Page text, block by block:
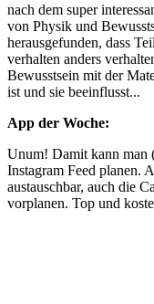
nach dem super
von Physik und
herausgefunden, dass
verhalten anders
Bewusstsein mit der
ist und sie beeinflusst...
App der Woche:
Unum! Damit kann man
Instagram Feed planen.
austauschbar, auch die
vorplanen. Top und